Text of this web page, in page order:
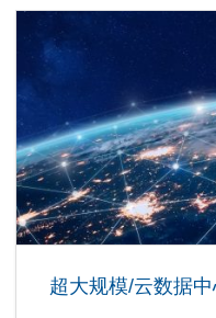
超大规模/云数据